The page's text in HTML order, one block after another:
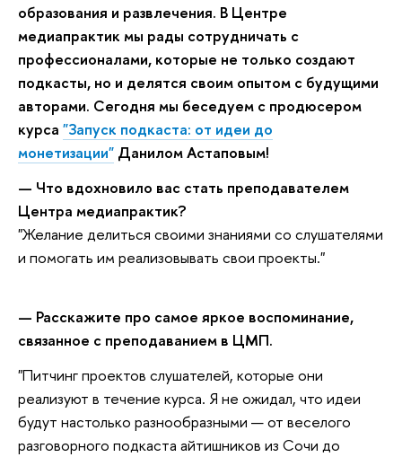
образования и развлечения. В Центре
медиапрактик мы рады сотрудничать с
профессионалами, которые не только создают
подкасты, но и делятся своим опытом с будущими
авторами. Сегодня мы беседуем с продюсером
курса "Запуск подкаста: от идеи до
монетизации" Данилом Астаповым!
— Что вдохновило вас стать преподавателем
Центра медиапрактик?
"Желание делиться своими знаниями со слушателями
и помогать им реализовывать свои проекты."
— Расскажите про самое яркое воспоминание,
связанное с преподаванием в ЦМП.
"Питчинг проектов слушателей, которые они
реализуют в течение курса. Я не ожидал, что идеи
будут настолько разнообразными — от веселого
разговорного подкаста айтишников из Сочи до